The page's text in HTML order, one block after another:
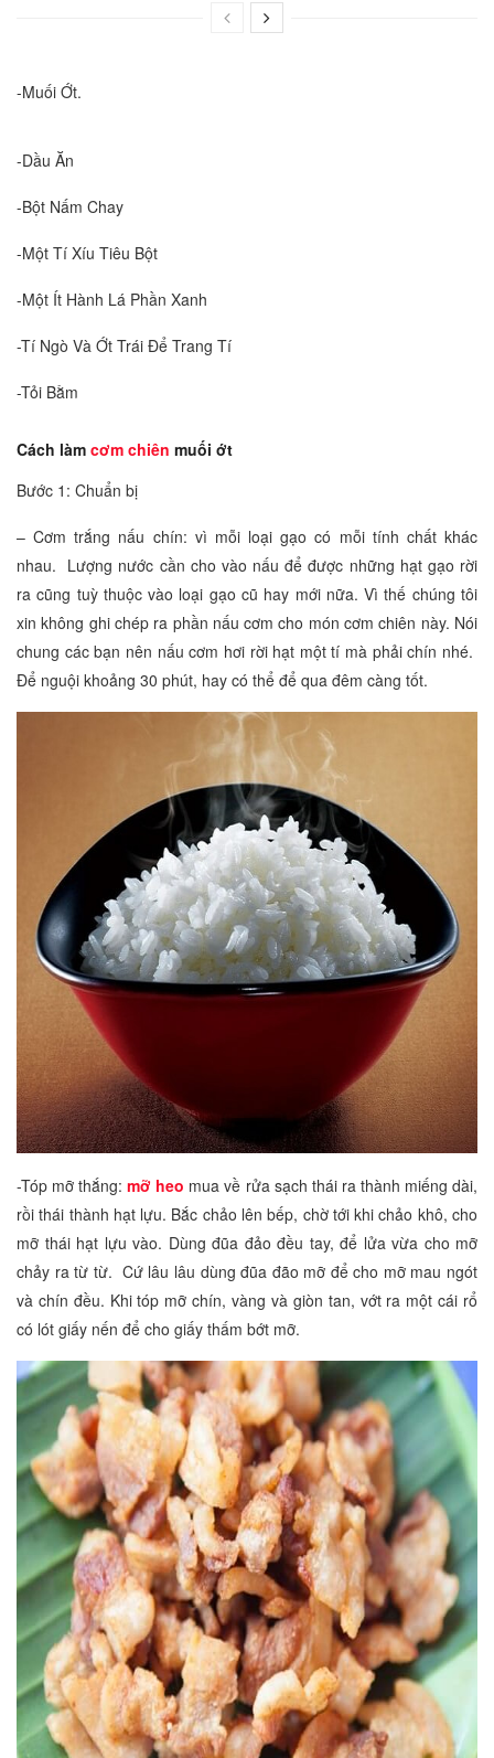
-Muối Ớt.
-Dầu Ăn
-Bột Nấm Chay
-Một Tí Xíu Tiêu Bột
-Một Ít Hành Lá Phần Xanh
-Tí Ngò Và Ớt Trái Để Trang Tí
-Tỏi Bằm
Cách làm cơm chiên muối ớt
Bước 1: Chuẩn bị
– Cơm trắng nấu chín: vì mỗi loại gạo có mỗi tính chất khác
nhau. Lượng nước cần cho vào nấu để được những hạt gạo rời
ra cũng tuỳ thuộc vào loại gạo cũ hay mới nữa. Vì thế chúng tôi
xin không ghi chép ra phần nấu cơm cho món cơm chiên này. Nói
chung các bạn nên nấu cơm hơi rời hạt một tí mà phải chín nhé.
Để nguội khoảng 30 phút, hay có thể để qua đêm càng tốt.
-Tóp mỡ thắng:mỡ heo mua về rửa sạch thái ra thành miếng dài,
rồi thái thành hạt lựu. Bắc chảo lên bếp, chờ tới khi chảo khô, cho
mỡ thái hạt lựu vào. Dùng đũa đảo đều tay, để lửa vừa cho mỡ
chảy ra từ từ. Cứ lâu lâu dùng đũa đão mỡ để cho mỡ mau ngót
và chín đều. Khi tóp mỡ chín, vàng và giòn tan, vớt ra một cái rổ
có lót giấy nến để cho giấy thấm bớt mỡ.